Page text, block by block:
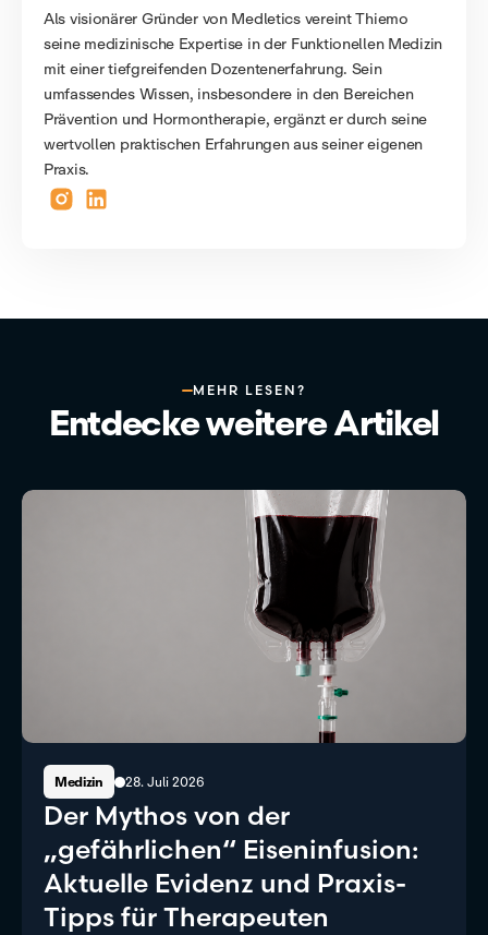
Als visionärer Gründer von Medletics vereint Thiemo
seine medizinische Expertise in der Funktionellen Medizin
mit einer tiefgreifenden Dozentenerfahrung. Sein
umfassendes Wissen, insbesondere in den Bereichen
Prävention und Hormontherapie, ergänzt er durch seine
wertvollen praktischen Erfahrungen aus seiner eigenen
Praxis.
MEHR LESEN?
Entdecke weitere Artikel
Medizin 28. Juli 2026
Der Mythos von der
„gefährlichen“ Eiseninfusion:
Aktuelle Evidenz und Praxis-
Tipps für Therapeuten